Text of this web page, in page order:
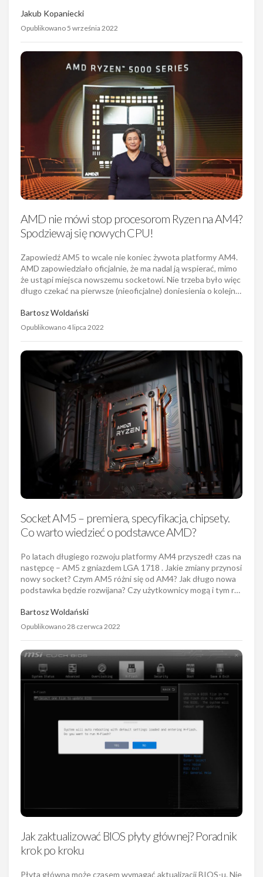
Jakub Kopaniecki
Opublikowano 5 września 2022
AMD nie mówi stop procesorom Ryzen na AM4?
Spodziewaj się nowych CPU!
Zapowiedź AM5 to wcale nie koniec żywota platformy AM4.
AMD zapowiedziało oficjalnie, że ma nadal ją wspierać, mimo
że ustąpi miejsca nowszemu socketowi. Nie trzeba było więc
długo czekać na pierwsze (nieoficjalne) doniesienia o kolejn…
Bartosz Woldański
Opublikowano 4 lipca 2022
Socket AM5 – premiera, specyfikacja, chipsety.
Co warto wiedzieć o podstawce AMD?
Po latach długiego rozwoju platformy AM4 przyszedł czas na
następcę – AM5 z gniazdem LGA 1718 . Jakie zmiany przynosi
nowy socket? Czym AM5 różni się od AM4? Jak długo nowa
podstawka będzie rozwijana? Czy użytkownicy mogą i tym r…
Bartosz Woldański
Opublikowano 28 czerwca 2022
Jak zaktualizować BIOS płyty głównej? Poradnik
krok po kroku
Płyta główna może czasem wymagać aktualizacji BIOS-u. Nie